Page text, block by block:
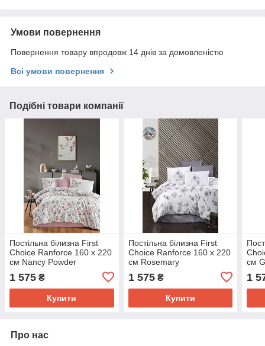
Умови повернення
Повернення товару впродовж 14 днів за домовленістю
Всі умови повернення
Подібні товари компанії
Постільна білизна First
Choice Ranforce 160 х 220
см Nancy Powder
1 575 ₴
Купити
Постільна білизна First
Choice Ranforce 160 х 220
см Rosemary
1 575₴
Купити
см
1
Про нас